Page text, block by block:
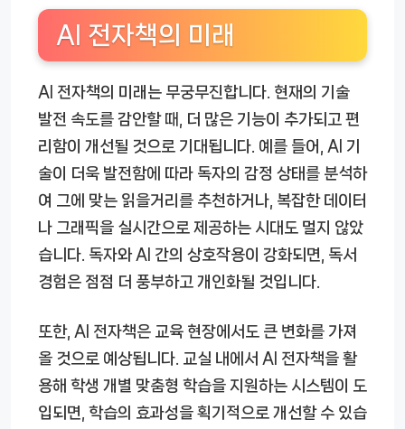
AI 전자책의 미래
AI 전자책의 미래는 무궁무진합니다. 현재의 기술
발전 속도를 감안할 때, 더 많은 기능이 추가되고 편
리함이 개선될 것으로 기대됩니다. 예를 들어, AI 기
술이 더욱 발전함에 따라 독자의 감정 상태를 분석하
여 그에 맞는 읽을거리를 추천하거나, 복잡한 데이터
나 그래픽을 실시간으로 제공하는 시대도 멀지 않았
습니다. 독자와 AI 간의 상호작용이 강화되면, 독서
경험은 점점 더 풍부하고 개인화될 것입니다.
또한, AI 전자책은 교육 현장에서도 큰 변화를 가져
올 것으로 예상됩니다. 교실 내에서 AI 전자책을 활
용해 학생 개별 맞춤형 학습을 지원하는 시스템이 도
입되면, 학습의 효과성을 획기적으로 개선할 수 있습